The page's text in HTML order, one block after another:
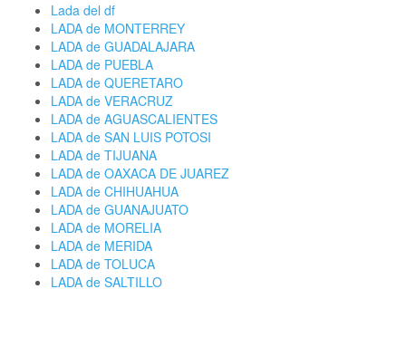
Lada del df
LADA de MONTERREY
LADA de GUADALAJARA
LADA de PUEBLA
LADA de QUERETARO
LADA de VERACRUZ
LADA de AGUASCALIENTES
LADA de SAN LUIS POTOSI
LADA de TIJUANA
LADA de OAXACA DE JUAREZ
LADA de CHIHUAHUA
LADA de GUANAJUATO
LADA de MORELIA
LADA de MERIDA
LADA de TOLUCA
LADA de SALTILLO